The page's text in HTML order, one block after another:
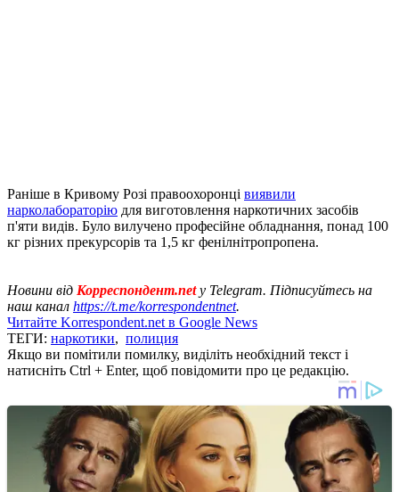
Раніше в Кривому Розі правоохоронці виявили
нарколабораторію для виготовлення наркотичних засобів
п'яти видів. Було вилучено професійне обладнання, понад 100
кг різних прекурсорів та 1,5 кг фенілнітропропена.
Новини від Корреспондент.netу Telegram. Підписуйтесь на
наш канал https://t.me/korrespondentnet.
Читайте Korrespondent.net в Google News
ТЕГИ: наркотики, полиция
Якщо ви помітили помилку, виділіть необхідний текст і
натисніть Ctrl + Enter, щоб повідомити про це редакцію.